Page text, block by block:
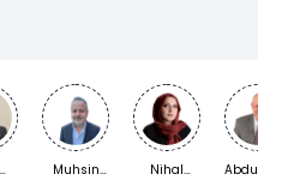
Muhsin
Nihal